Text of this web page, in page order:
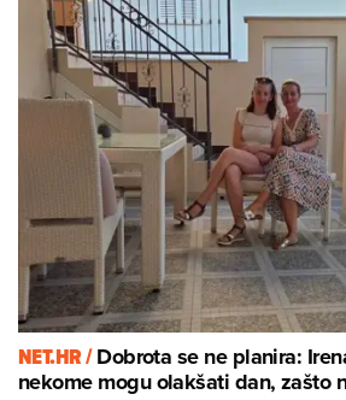
NET.HR /Dobrota se ne planira:
nekome mogu olakšati dan, zašto